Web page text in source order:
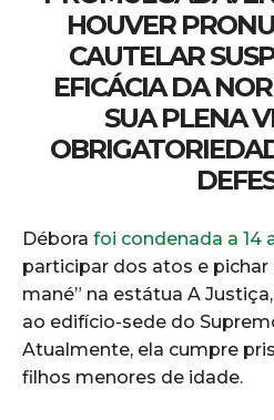
HOUVER
CAUTELAR
EFICÁCIA DA
SUA PLENA
Débora foi condenada a 14
participar dos atos e pichar
mané” na estátua A
ao edifício-sede do
Atualmente, ela cumpre
filhos menores de idade.